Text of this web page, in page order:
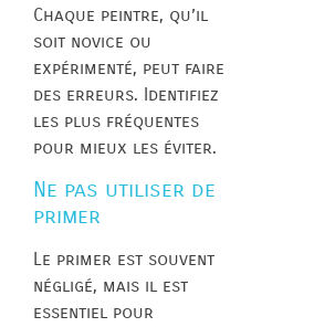
Chaque peintre, qu’il
soit novice ou
expérimenté, peut faire
des erreurs. Identifiez
les plus fréquentes
pour mieux les éviter.
Ne pas utiliser de
primer
Le primer est souvent
négligé, mais il est
essentiel pour